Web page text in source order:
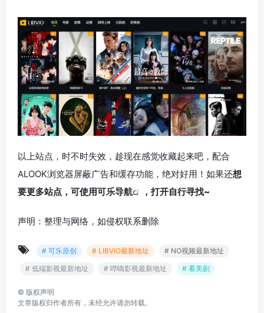
以上站点，时不时失效，趁现在感觉收藏起来吧，配合
ALOOK浏览器屏蔽广告和缓存功能，绝对好用！如果还想
要更多站点，可使用可乐导航 ，打开自行寻找~
声明：整理与网络，如侵权联系删除
# 可乐原创 # LIBVIO最新地址
# NO视频最新地址
# 低端影视最新地址
# 哔嘀影视最新地址 # 看美剧
© 版权声明
文章版权归作者所有，未经允许请勿转载。